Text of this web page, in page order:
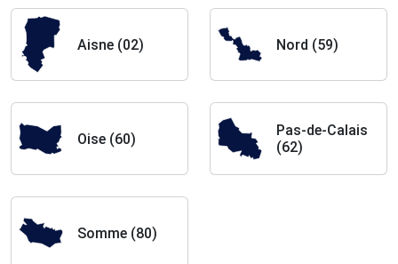
Aisne (02) Nord (59)
Oise (60)
Pas-de-Calais
(62)
Somme (80)